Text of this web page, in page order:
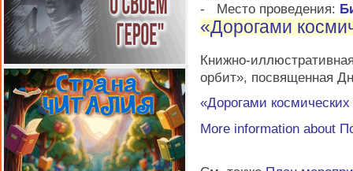
-
Место проведения:
«Дорогами
Книжно-
орбит», посвященная
«Дорогами
More information about